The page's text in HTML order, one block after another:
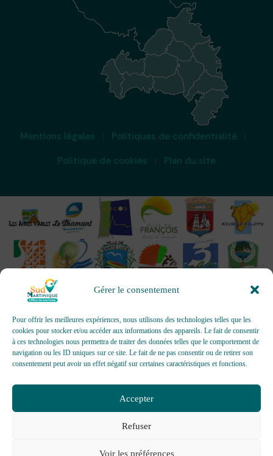
Gérer le consentement
Pour offrir les meilleures expériences, nous utilisons des technologies telles que les
cookies pour stocker et/ou accéder aux informations des appareils. Le fait de consentir
à ces technologies nous permettra de traiter des données telles que le comportement de
navigation ou les ID uniques sur ce site. Le fait de ne pas consentir ou de retirer son
consentement peut avoir un effet négatif sur certaines caractéristiques et fonctions.
Accepter
Refuser
Voir les préférences
Mentions légales
Politiques de confidentialité
Politique de cookies
Plan du site
OFFICES DE TOURISME - Pour les activités d’accueil,
d’information, de promotion/communication, de création et gestion
d’événements